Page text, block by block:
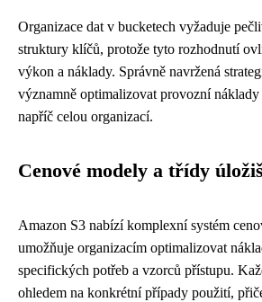
Organizace dat v bucketech vyžaduje
struktury klíčů, protože tyto rozhodnutí
výkon a náklady. Správně navržená
významně optimalizovat provozní
napříč celou organizací.
Cenové modely a třídy
Amazon S3 nabízí komplexní systém
umožňuje organizacím optimalizovat
specifických potřeb a vzorců přístupu.
ohledem na konkrétní případy použití,